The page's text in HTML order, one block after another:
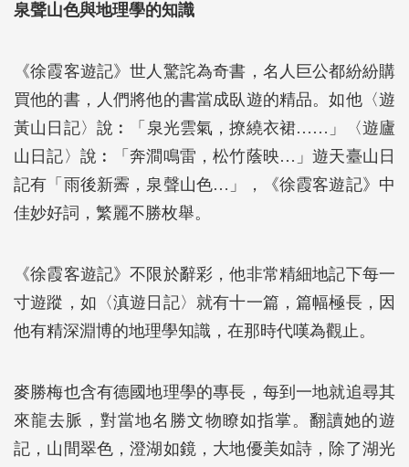
泉聲山色與地理學的知識
《徐霞客遊記》世人驚詫為奇書，名人巨公都紛紛購
買他的書，人們將他的書當成臥遊的精品。如他〈遊
黃山日記〉說︰「泉光雲氣，撩繞衣裙……」〈遊廬
山日記〉說︰「奔澗鳴雷，松竹蔭映…」遊天臺山日
記有「雨後新霽，泉聲山色…」，《徐霞客遊記》中
佳妙好詞，繁麗不勝枚舉。
《徐霞客遊記》不限於辭彩，他非常精細地記下每一
寸遊蹤，如〈滇遊日記〉就有十一篇，篇幅極長，因
他有精深淵博的地理學知識，在那時代嘆為觀止。
麥勝梅也含有德國地理學的專長，每到一地就追尋其
來龍去脈，對當地名勝文物瞭如指掌。翻讀她的遊
記，山間翠色，澄湖如鏡，大地優美如詩，除了湖光